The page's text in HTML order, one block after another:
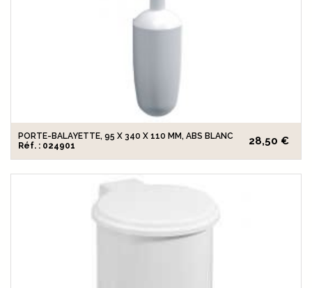
PORTE-BALAYETTE, 95 X 340 X 110 MM, ABS BLANC
Réf. : 024901
28,50 €